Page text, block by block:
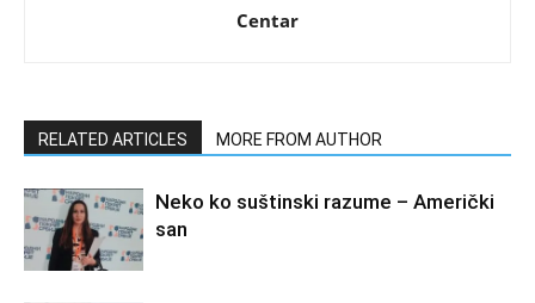
Centar
RELATED ARTICLES MORE FROM AUTHOR
Neko ko suštinski razume – Američki
san